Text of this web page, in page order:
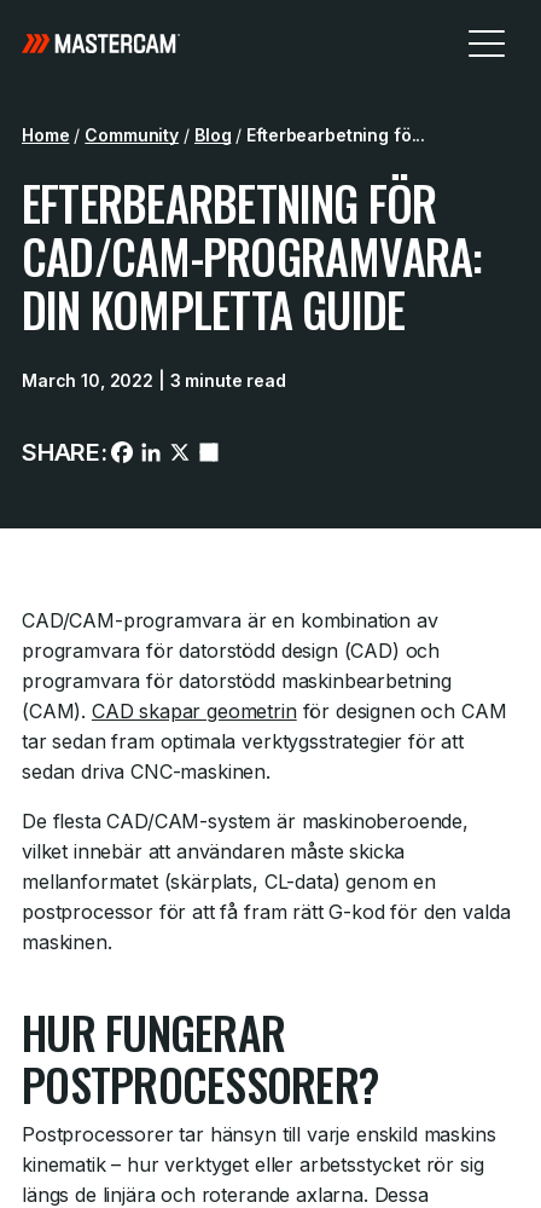
Home / Community / Blog / Efterbearbetning fö...
EFTERBEARBETNING FÖR
CAD/CAM-PROGRAMVARA:
DIN KOMPLETTA GUIDE
March 10, 2022 | 3 minute read
SHARE:
CAD/CAM-programvara är en kombination av
programvara för datorstödd design (CAD) och
programvara för datorstödd maskinbearbetning
(CAM). CAD skapar geometrinför designen och CAM
tar sedan fram optimala verktygsstrategier för att
sedan driva CNC-maskinen.
De flesta CAD/CAM-system är maskinoberoende,
vilket innebär att användaren måste skicka
mellanformatet (skärplats, CL-data) genom en
postprocessor för att få fram rätt G-kod för den valda
maskinen.
HUR FUNGERAR
POSTPROCESSORER?
Postprocessorer tar hänsyn till varje enskild maskins
kinematik – hur verktyget eller arbetsstycket rör sig
längs de linjära och roterande axlarna. Dessa